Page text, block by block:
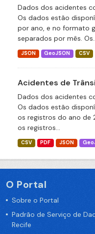
Dados dos acidentes
Os dados estão
por ano, e no formato
separados por mês.
JSON GeoJSON CSV
Acidentes de
Dados dos acidentes
Os dados estão
os registros do ano de
os registros...
CSV PDF JSON
O Portal
Sobre o Portal
Padrão de Serviço de
Recife